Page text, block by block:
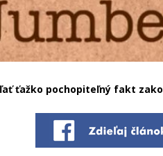
ťažko pochopiteľný fakt